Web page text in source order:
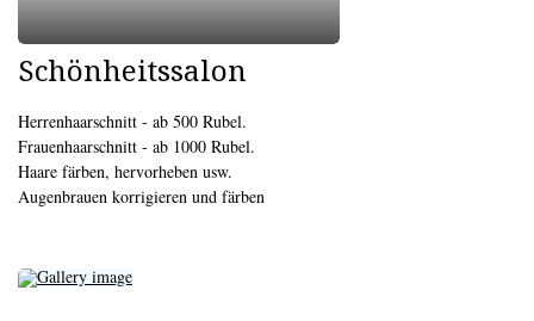
Schönheitssalon
Herrenhaarschnitt - ab 500 Rubel.
Frauenhaarschnitt - ab 1000 Rubel.
Haare färben, hervorheben usw.
Augenbrauen korrigieren und färben